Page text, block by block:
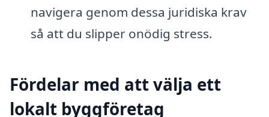
navigera genom dessa juridiska krav
så att du slipper onödig stress.
Fördelar med att välja ett
lokalt byggföretag